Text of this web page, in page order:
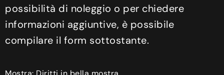
possibilità di noleggio o per chiedere
informazioni aggiuntive, è possibile
compilare il form sottostante.